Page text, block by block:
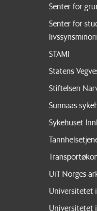
Senter for
Senter for
STAMI
Statens
Stiftelsen
Sunnaas
Sykehuset
UiT Norges
Universitetet
Universitetet